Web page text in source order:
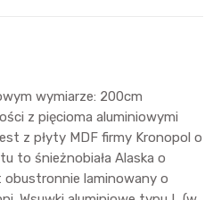
wymiarze: 200cm
z pięcioma aluminiowymi
z płyty MDF firmy Kronopol o
to śnieżnobiała Alaska o
obustronnie laminowany o